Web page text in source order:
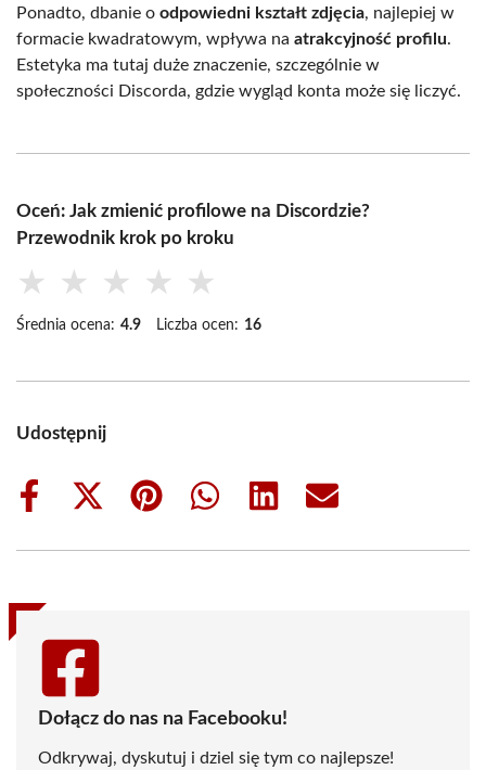
Ponadto, dbanie o odpowiedni kształt zdjęcia, najlepiej w
formacie kwadratowym, wpływa na atrakcyjność profilu.
Estetyka ma tutaj duże znaczenie, szczególnie w
społeczności Discorda, gdzie wygląd konta może się liczyć.
Oceń: Jak zmienić profilowe na Discordzie?
Przewodnik krok po kroku
★ ★ ★ ★ ★
Średnia ocena: 4.9 Liczba ocen: 16
Udostępnij
Share
Share
(Twitter)
Share
Share
Share
Share
Dołącz do nas na Facebooku!
Odkrywaj, dyskutuj i dziel się tym co najlepsze!